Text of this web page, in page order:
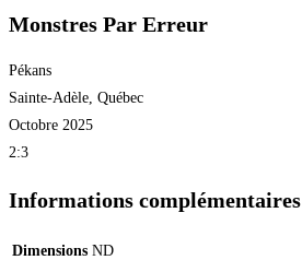
Monstres Par Erreur
Pékans
Sainte-Adèle, Québec
Octobre 2025
2:3
Informations complémentaires
Dimensions ND